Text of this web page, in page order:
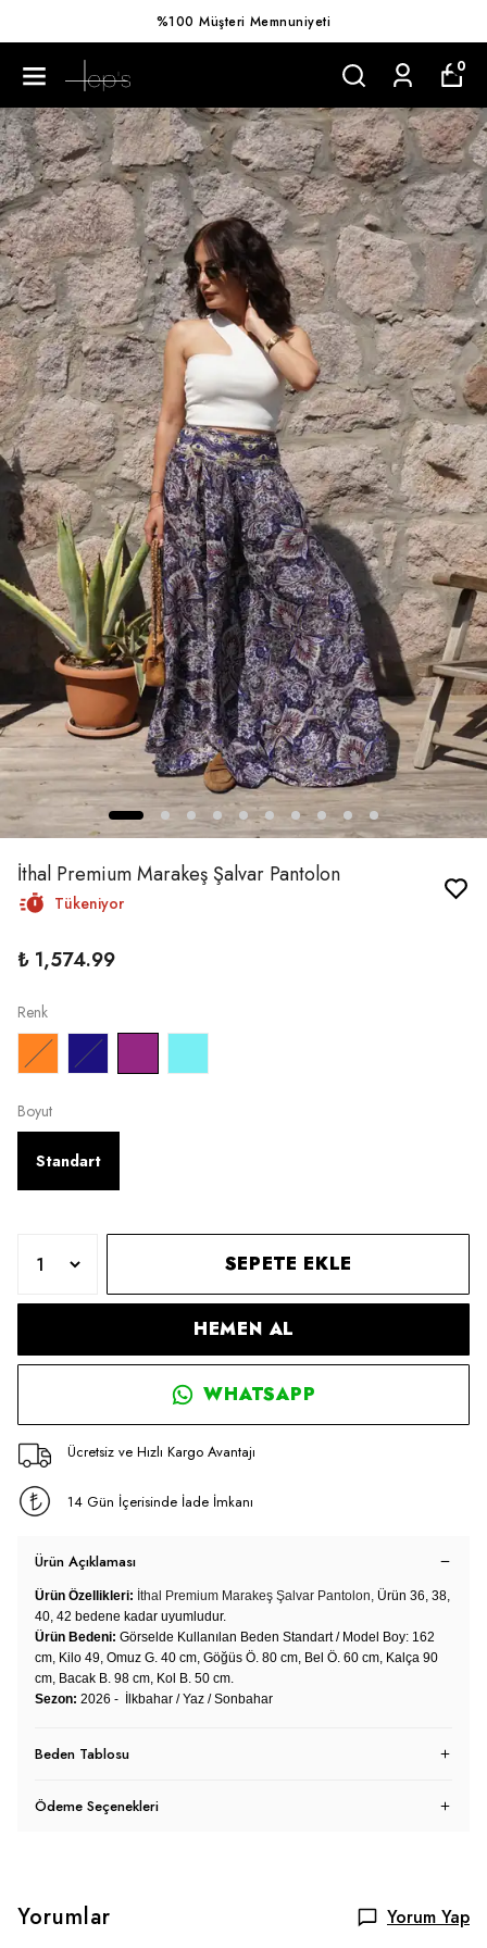
%100 Müşteri Memnuniyeti
0
İthal Premium Marakeş Şalvar Pantolon
Tükeniyor
₺ 1,574.99
Renk
Boyut
Standart
SEPETE EKLE
HEMEN AL
WHATSAPP
Ücretsiz ve Hızlı Kargo Avantajı
14 Gün İçerisinde İade İmkanı
Ürün Açıklaması
Ürün Özellikleri: İthal Premium Marakeş Şalvar Pantolon, Ürün 36, 38,
40, 42 bedene kadar uyumludur.
Ürün Bedeni: Görselde Kullanılan Beden Standart / Model Boy: 162
cm, Kilo 49, Omuz G. 40 cm, Göğüs Ö. 80 cm, Bel Ö. 60 cm, Kalça 90
cm, Bacak B. 98 cm, Kol B. 50 cm.
Sezon: 2026 - İlkbahar / Yaz / Sonbahar
Beden Tablosu
Ödeme Seçenekleri
Yorumlar Yorum Yap